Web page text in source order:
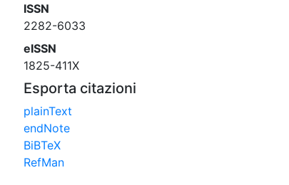
ISSN
2282-6033
eISSN
1825-411X
Esporta citazioni
plainText
endNote
BiBTeX
RefMan